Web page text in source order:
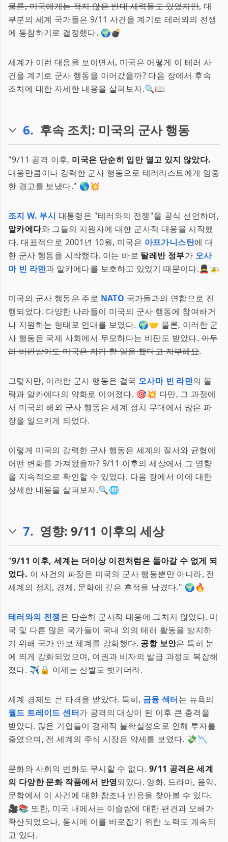
물론, 미국에게는 적지 않은 반대 세력들도 있었지만, 대
부분의 세계 국가들은 9/11 사건을 계기로 테러와의 전쟁
에 동참하기로 결정했다. 🌍💣
세계가 이런 대응을 보이면서, 미국은 어떻게 이 테러 사
건을 계기로 군사 행동을 이어갔을까? 다음 장에서 후속
조치에 대한 자세한 내용을 살펴보자.🔍📖
6. 후속 조치: 미국의 군사 행동
"9/11 공격 이후, 미국은 단순히 입만 열고 있지 않았다.
대응만큼이나 강력한 군사 행동으로 테러리스트에게 엄중
한 경고를 보냈다." 🌎💥
조지 W. 부시 대통령은 "테러와의 전쟁"을 공식 선언하며,
알카에다와 그들의 지원자에 대한 군사적 대응을 시작했
다. 대표적으로 2001년 10월, 미국은 아프가니스탄에 대
한 군사 행동을 시작했다. 이는 바로 탈레반 정부가 오사
마 빈 라덴과 알카에다를 보호하고 있었기 때문이다.💂🚁
미국의 군사 행동은 주로 NATO 국가들과의 연합으로 진
행되었다. 다양한 나라들이 미국의 군사 행동에 참여하거
나 지원하는 형태로 연대를 보였다. 🌍🤝 물론, 이러한 군
사 행동은 국제 사회에서 무모하다는 비판도 받았다.아무
리 비판받아도 미국은 자기 할 일을 했다고 자부해요.
그렇지만, 이러한 군사 행동은 결국 오사마 빈 라덴의 몰
락과 알카에다의 약화로 이어졌다. 🎯💥 다만, 그 과정에
서 미국의 해외 군사 행동은 세계 정치 무대에서 많은 파
장을 일으키게 되었다.
이렇게 미국의 강력한 군사 행동은 세계의 질서와 균형에
어떤 변화를 가져왔을까? 9/11 이후의 세상에서 그 영향
을 지속적으로 확인할 수 있었다. 다음 장에서 이에 대한
상세한 내용을 살펴보자.🔍🌐
7. 영향: 9/11 이후의 세상
"9/11 이후, 세계는 더이상 이전처럼은 돌아갈 수 없게 되
었다. 이 사건의 파장은 미국의 군사 행동뿐만 아니라, 전
세계의 정치, 경제, 문화에 깊은 흔적을 남겼다." 🌍🔥
테러와의 전쟁은 단순히 군사적 대응에 그치지 않았다. 미
국 및 다른 많은 국가들이 국내 외의 테러 활동을 방지하
기 위해 국가 안보 체계를 강화했다. 공항 보안은 특히 눈
에 띄게 강화되었으며, 여권과 비자의 발급 과정도 복잡해
졌다. ✈️🔒이제는 신발도 벗기더라.
세계 경제도 큰 타격을 받았다. 특히, 금융 섹터는 뉴욕의
월드 트레이드 센터가 공격의 대상이 된 이후 큰 충격을
받았다. 많은 기업들이 경제적 불확실성으로 인해 투자를
줄였으며, 전 세계의 주식 시장은 약세를 보였다. 💸📉
문화와 사회의 변화도 무시할 수 없다. 9/11 공격은 세계
의 다양한 문화 작품에서 반영되었다. 영화, 드라마, 음악,
문학에서 이 사건에 대한 참조나 반응을 찾아볼 수 있다.
🎥📚 또한, 미국 내에서는 이슬람에 대한 편견과 오해가
확산되었으나, 동시에 이를 바로잡기 위한 노력도 계속되
고 있다.